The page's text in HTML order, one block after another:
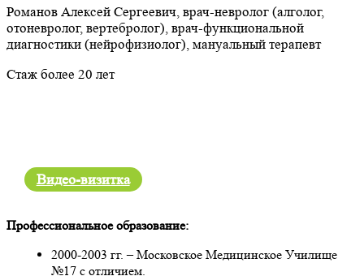
Романов Алексей Сергеевич, врач-невролог (алголог,
отоневролог, вертебролог), врач-функциональной
диагностики (нейрофизиолог), мануальный терапевт
Стаж более 20 лет
Видео-визитка
Профессиональное образование:
2000-2003 гг. – Московское Медицинское Училище
№17 с отличием.